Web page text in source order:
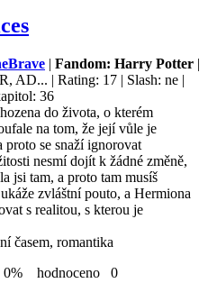
| Fandom: Harry Potter |
AD... | Rating: 17 | Slash: ne |
36
do života, o kterém
na tom, že její vůle je
proto se snaží ignorovat
nesmí dojít k žádné změně,
jsi tam, a proto tam musíš
zvláštní pouto, a Hermiona
s realitou, s kterou je
časem, romantika
0% hodnoceno 0